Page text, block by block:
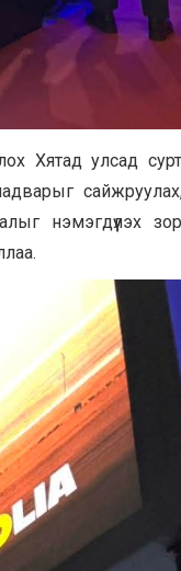
Хятад улсад
нэмэгдүүлэх